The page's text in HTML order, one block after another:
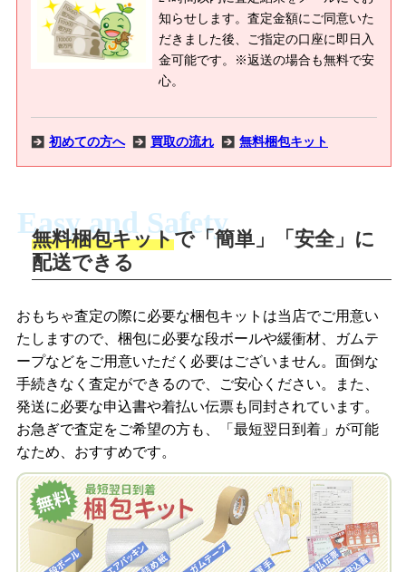
知らせします。査定金額にご同意いた
だきました後、ご指定の口座に即日入
金可能です。※返送の場合も無料で安
心。
初めての方へ 買取の流れ 無料梱包キット
商品撮影
商品を撮影して、査定フォームから画像
を送信します。
梱包キットをメールで申し込み
査定結果をメールで確認し、梱包キット
を申し込みます。梱包キットは送料無料
でお届けします。
自宅でおもちゃを発送・梱包
梱包キットに同封する発送ガイドの手順
LINEの友だち追加・査定画像を送信
「ジョニージョイLINE査定」を友だちに
追加し、スマートフォンなどのカメラで
撮影したおもちゃの写真をトーク中に送
梱包キットをLINEで申し込み
査定結果をLINEで確認し、梱包キットを
申し込みます。梱包キットは送料無料で
お届けします。
自宅でおもちゃを発送・梱包
Easy and Safety
無料梱包キットで「簡単」「安全」に
配送できる
おもちゃ査定の際に必要な梱包キットは当店でご用意い
たしますので、梱包に必要な段ボールや緩衝材、ガムテ
ープなどをご用意いただく必要はございません。面倒な
手続きなく査定ができるので、ご安心ください。また、
発送に必要な申込書や着払い伝票も同封されています。
お急ぎで査定をご希望の方も、「最短翌日到着」が可能
なため、おすすめです。